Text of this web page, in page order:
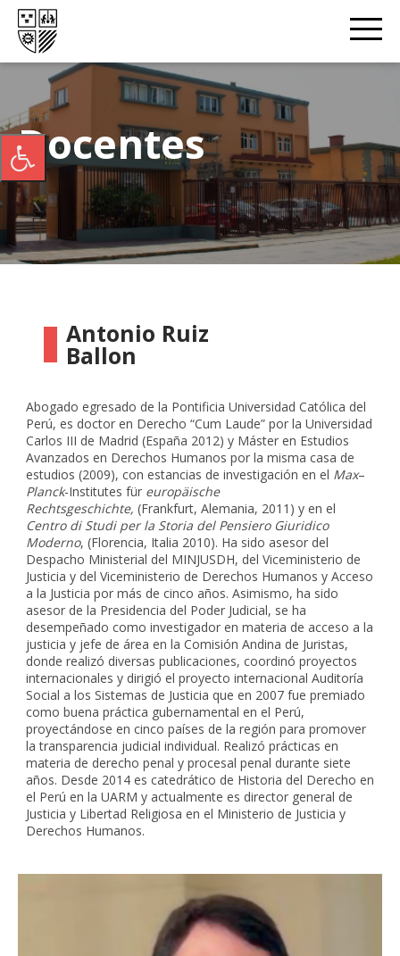
Docentes
Antonio Ruiz
Ballon
Abogado egresado de la Pontificia Universidad Católica del
Perú, es doctor en Derecho “Cum Laude” por la Universidad
Carlos III de Madrid (España 2012) y Máster en Estudios
Avanzados en Derechos Humanos por la misma casa de
estudios (2009), con estancias de investigación en el Max–
Planck-Institutes für europäische
Rechtsgeschichte, (Frankfurt, Alemania, 2011) y en el
Centro di Studi per la Storia del Pensiero Giuridico
Moderno, (Florencia, Italia 2010). Ha sido asesor del
Despacho Ministerial del MINJUSDH, del Viceministerio de
Justicia y del Viceministerio de Derechos Humanos y Acceso
a la Justicia por más de cinco años. Asimismo, ha sido
asesor de la Presidencia del Poder Judicial, se ha
desempeñado como investigador en materia de acceso a la
justicia y jefe de área en la Comisión Andina de Juristas,
donde realizó diversas publicaciones, coordinó proyectos
internacionales y dirigió el proyecto internacional Auditoría
Social a los Sistemas de Justicia que en 2007 fue premiado
como buena práctica gubernamental en el Perú,
proyectándose en cinco países de la región para promover
la transparencia judicial individual. Realizó prácticas en
materia de derecho penal y procesal penal durante siete
años. Desde 2014 es catedrático de Historia del Derecho en
el Perú en la UARM y actualmente es director general de
Justicia y Libertad Religiosa en el Ministerio de Justicia y
Derechos Humanos.